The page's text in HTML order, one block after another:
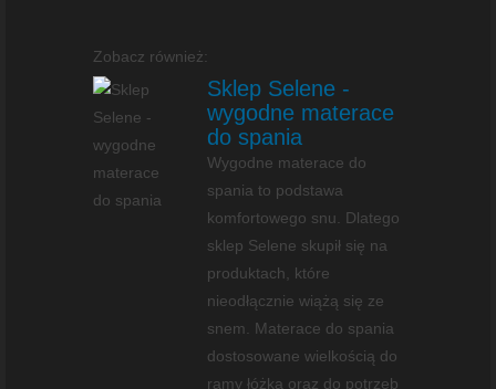
Zobacz również:
Sklep Selene -
wygodne materace
do spania
Wygodne materace do
spania to podstawa
komfortowego snu. Dlatego
sklep Selene skupił się na
produktach, które
nieodłącznie wiążą się ze
snem. Materace do spania
dostosowane wielkością do
ramy łóżka oraz do potrzeb